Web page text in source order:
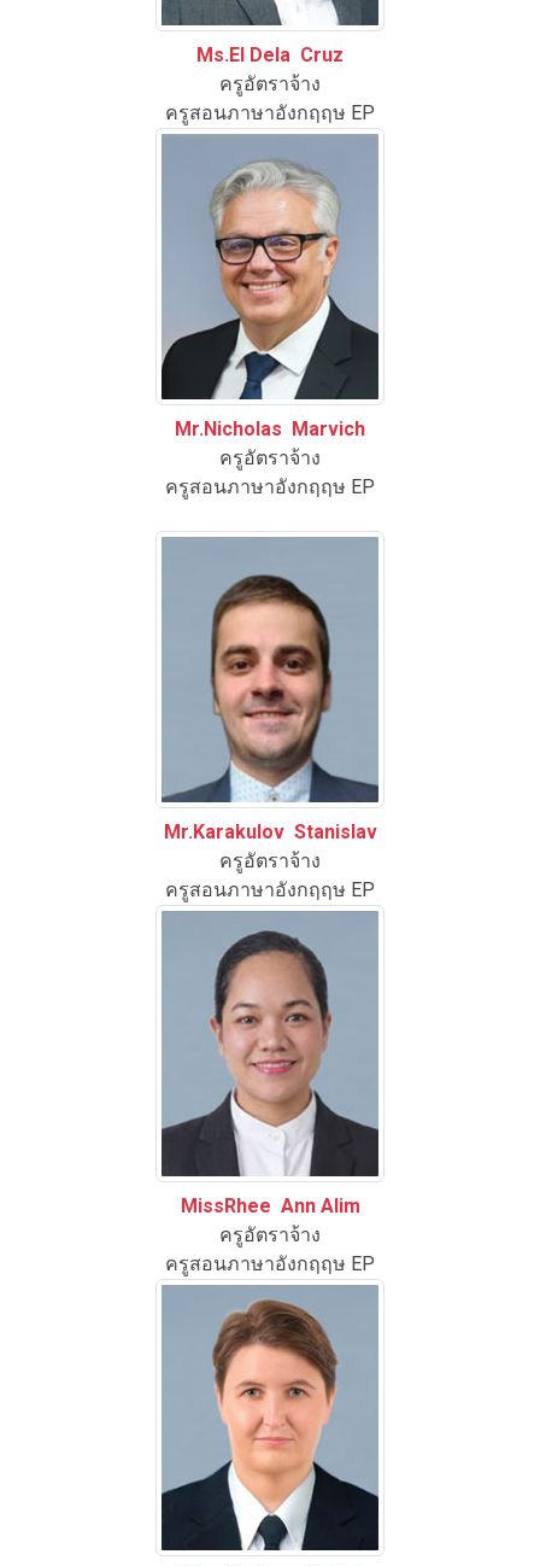
Ms.El Dela Cruz
ครูอัตราจ้าง
ครูสอนภาษาอังกฤฤษ EP
Mr.Nicholas Marvich
ครูอัตราจ้าง
ครูสอนภาษาอังกฤฤษ EP
Mr.Karakulov Stanislav
ครูอัตราจ้าง
ครูสอนภาษาอังกฤฤษ EP
MissRhee Ann Alim
ครูอัตราจ้าง
ครูสอนภาษาอังกฤฤษ EP